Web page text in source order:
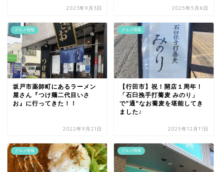
2023年9月3日 2025年5月8日
グルメ情報
坂戸市薬師町にあるラーメン
屋さん『つけ麺二代目いさ
お』に行ってきた！！
2022年9月21日
グルメ情報
【行田市】祝！開店１周年！
「石臼挽手打蕎麦 みのり」
で”通”なお蕎麦を堪能してき
ました♪
2025年12月11日
グルメ情報 グルメ情報